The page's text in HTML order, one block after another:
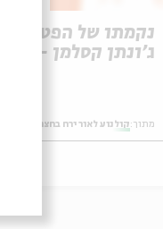
נקמתו של הפטיש
ג'ונתן קסלמן - 2003
מתוך:קולנוע לאור ירח בחצר בית אבי